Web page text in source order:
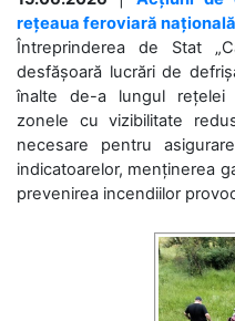
rețeaua feroviară națională
Întreprinderea de Stat
desfășoară lucrări de
înalte de-a lungul
zonele cu vizibilitate
necesare pentru
indicatoarelor, menținerea
prevenirea incendiilor